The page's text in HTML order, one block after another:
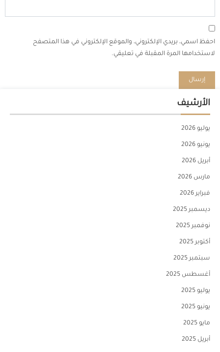
احفظ اسمي، بريدي الإلكتروني، والموقع الإلكتروني في هذا المتصفح
لاستخدامها المرة المقبلة في تعليقي.
الأرشيف
يوليو 2026
يونيو 2026
أبريل 2026
مارس 2026
فبراير 2026
ديسمبر 2025
نوفمبر 2025
أكتوبر 2025
سبتمبر 2025
أغسطس 2025
يوليو 2025
يونيو 2025
مايو 2025
أبريل 2025